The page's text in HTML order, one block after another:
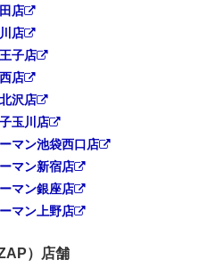
店
店
子店
店
沢店
玉川店
マン池袋西口店
マン新宿店
マン銀座店
マン上野店
）店舗